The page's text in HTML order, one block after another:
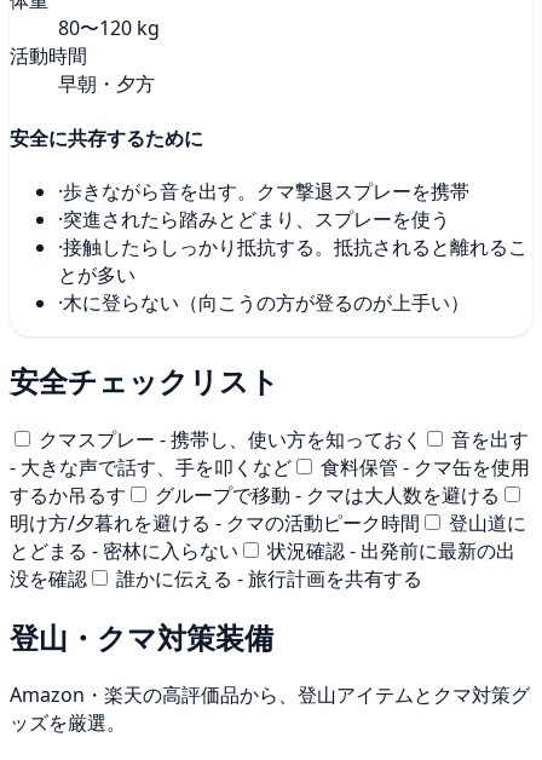
80〜120 kg
活動時間
早朝・夕方
安全に共存するために
·歩きながら音を出す。クマ撃退スプレーを携帯
·突進されたら踏みとどまり、スプレーを使う
·接触したらしっかり抵抗する。抵抗されると離れるこ
とが多い
·木に登らない（向こうの方が登るのが上手い）
安全チェックリスト
クマスプレー - 携帯し、使い方を知っておく
音を出す
- 大きな声で話す、手を叩くなど
食料保管 - クマ缶を使用
するか吊るす
グループで移動 - クマは大人数を避ける
明け方/夕暮れを避ける - クマの活動ピーク時間
登山道に
とどまる - 密林に入らない
状況確認 - 出発前に最新の出
没を確認
誰かに伝える - 旅行計画を共有する
登山・クマ対策装備
Amazon・楽天の高評価品から、登山アイテムとクマ対策グ
ッズを厳選。